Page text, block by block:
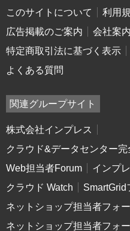
このサイトについて 利用
広告掲載のご案内
会社案内
特定商取引法に基づく表示
よくある質問
関連グループサイト
株式会社インプレス
クラウド&データセンター完
Web担当者Forum
インプ
クラウド Watch
SmartGrid
ネットショップ担当者フォ
ネットショップ担当者フォ